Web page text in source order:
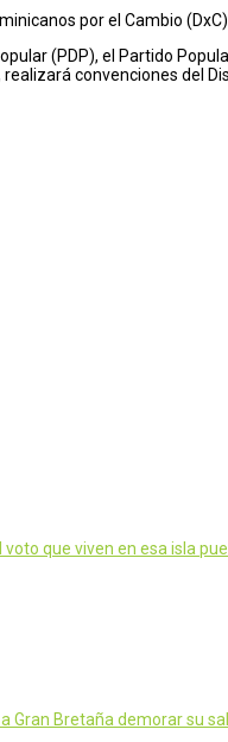
por el Cambio
(PDP), el Partido
convenciones del
que viven en esa isla
Gran Bretaña demorar su